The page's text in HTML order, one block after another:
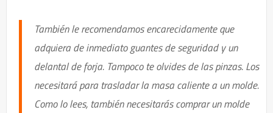
También le recomendamos encarecidamente que
adquiera de inmediato guantes de seguridad y un
delantal de forja. Tampoco te olvides de las pinzas. Los
necesitará para trasladar la masa caliente a un molde.
Como lo lees, también necesitarás comprar un molde